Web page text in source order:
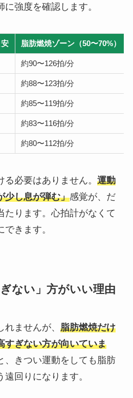
強度を確認します。
脂肪燃焼ゾーン（50〜70%）
約90〜126拍/分
約88〜123拍/分
約85〜119拍/分
約83〜116拍/分
約80〜112拍/分
必要はありません。 運動
少し息が弾む」感覚が、だ
たります。心拍計がなくて
きます。
ない」方がいい理由
ませんが、 脂肪燃焼だけ
すぎない方が向いていま
、きつい運動をしても脂肪
回りになります。